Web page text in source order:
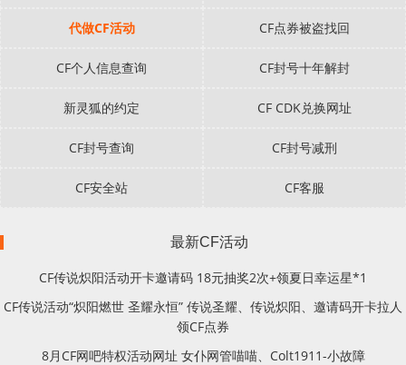
代做CF活动 CF点券被盗找回
CF个人信息查询 CF封号十年解封
新灵狐的约定 CF CDK兑换网址
CF封号查询 CF封号减刑
CF安全站 CF客服
最新CF活动
CF传说炽阳活动开卡邀请码 18元抽奖2次+领夏日幸运星*1
CF传说活动“炽阳燃世 圣耀永恒” 传说圣耀、传说炽阳、邀请码开卡拉人
领CF点券
8月CF网吧特权活动网址 女仆网管喵喵、Colt1911-小故障